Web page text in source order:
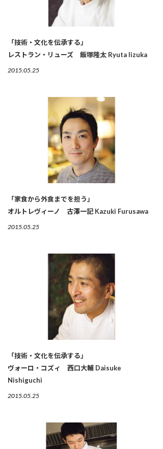
「技術・文化を伝承する」
レストラン・リューズ 飯塚隆太 Ryuta Iizuka
2015.05.25
「家食から外食までを担う」
オルトレヴィーノ 古澤一記 Kazuki Furusawa
2015.05.25
「技術・文化を伝承する」
ヴォーロ・コズィ 西口大輔 Daisuke
Nishiguchi
2015.05.25